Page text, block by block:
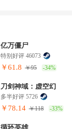
亿万僵尸
特别好评 46073
￥61.8 ￥95 -34%
刀剑神域：虚空幻
多半好评 5726
￥78.14 ￥118 -33%
循环英雄